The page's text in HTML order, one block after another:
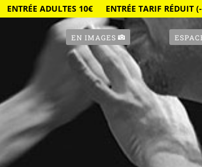
ENTRÉE ADULTES 10€ ENTRÉE TARIF RÉDUIT
EN IMAGES